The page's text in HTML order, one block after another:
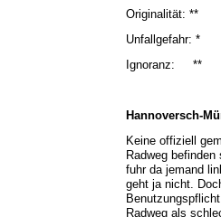
Originalität: **
Unfallgefahr: *
Ignoranz: **
Hannoversch-
Keine offiziell
Radweg
fuhr da jemand
geht ja nicht.
Radweg als